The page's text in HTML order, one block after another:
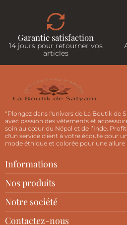
Garantie satisfaction
14 jours pour retourner vos
articles
"Plongez dans l'univers de La Boutik de
avec passion des vêtements et
soin au cœur du Népal et de l’Inde.
d'un service client à votre écoute pour
mode éthique et colorée pour une allure
Informations
Nos produits
Notre société
Contactez-nous